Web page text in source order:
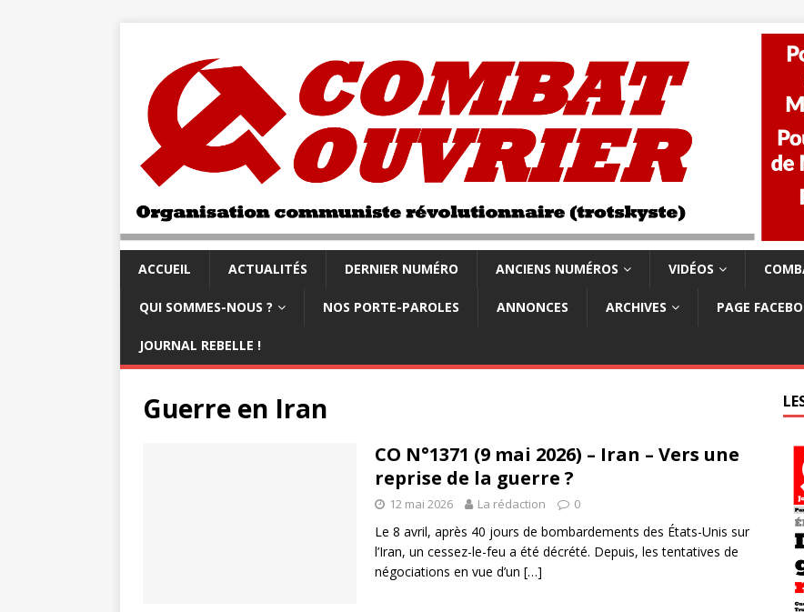
ACCUEIL ACTUALITÉS DERNIER NUMÉRO ANCIENS NUMÉROS VIDÉOS
QUI SOMMES-NOUS ? NOS PORTE-PAROLES ANNONCES ARCHIVES PAGE
JOURNAL REBELLE !
Guerre en Iran
CO N°1371 (9 mai 2026) – Iran – Vers une
reprise de la guerre ?
12 mai 2026 La rédaction 0
Le 8 avril, après 40 jours de bombardements des États-Unis sur
l’Iran, un cessez-le-feu a été décrété. Depuis, les tentatives de
négociations en vue d’un […]